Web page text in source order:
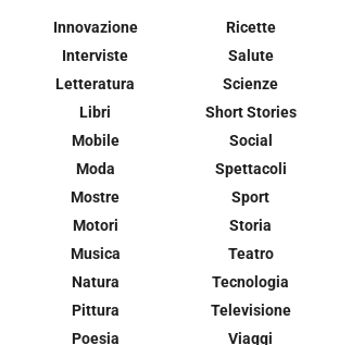
Innovazione
Interviste
Letteratura
Libri
Mobile
Moda
Mostre
Motori
Musica
Natura
Pittura
Poesia
Ricette
Salute
Scienze
Short Stories
Social
Spettacoli
Sport
Storia
Teatro
Tecnologia
Televisione
Viaggi